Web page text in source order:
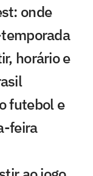
onde
horário e
futebol e
feira